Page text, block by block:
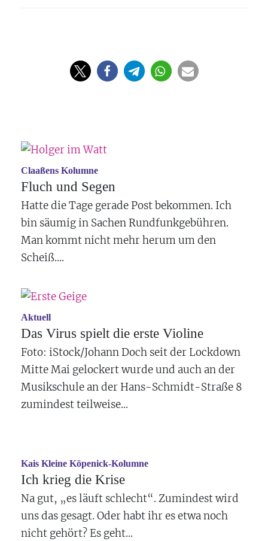
Claaßens Kolumne
Fluch und Segen
Hatte die Tage gerade Post bekommen. Ich
bin säumig in Sachen Rundfunkgebühren.
Man kommt nicht mehr herum um den
Scheiß....
Aktuell
Das Virus spielt die erste Violine
Foto: iStock/Johann Doch seit der Lockdown
Mitte Mai gelockert wurde und auch an der
Musikschule an der Hans-Schmidt-Straße 8
zumindest teilweise...
Kais Kleine Köpenick-Kolumne
Ich krieg die Krise
Na gut, „es läuft schlecht“. Zumindest wird
uns das gesagt. Oder habt ihr es etwa noch
nicht gehört? Es geht...